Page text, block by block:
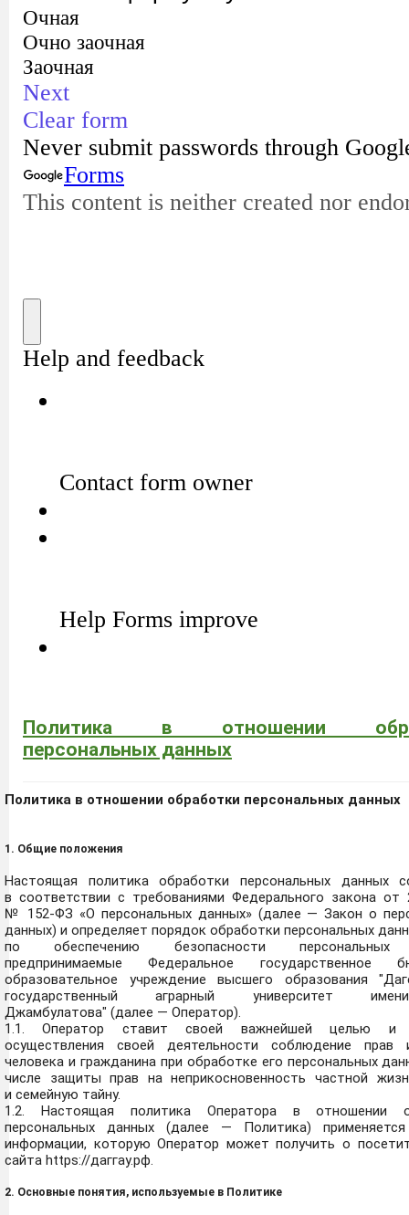
Политика в отношении
персональных данных
Политика в отношении обработки персональных данных
1. Общие положения
Настоящая политика обработки персональных данных
в соответствии с требованиями Федерального закона от
№ 152-ФЗ «О персональных данных» (далее — Закон о
данных) и определяет порядок обработки персональных
по обеспечению безопасности персональных
предпринимаемыеФедеральное государственное
образовательное учреждение высшего образования
государственный аграрный университет
Джамбулатова" (далее — Оператор).
1.1. Оператор ставит своей важнейшей целью и
осуществления своей деятельности соблюдение прав
человека и гражданина при обработке его персональных
числе защиты прав на неприкосновенность частной
и семейную тайну.
1.2. Настоящая политика Оператора в отношении
персональных данных (далее — Политика)
информации, которую Оператор может получить о
сайта https://даггау.рф.
2. Основные понятия, используемые в Политике